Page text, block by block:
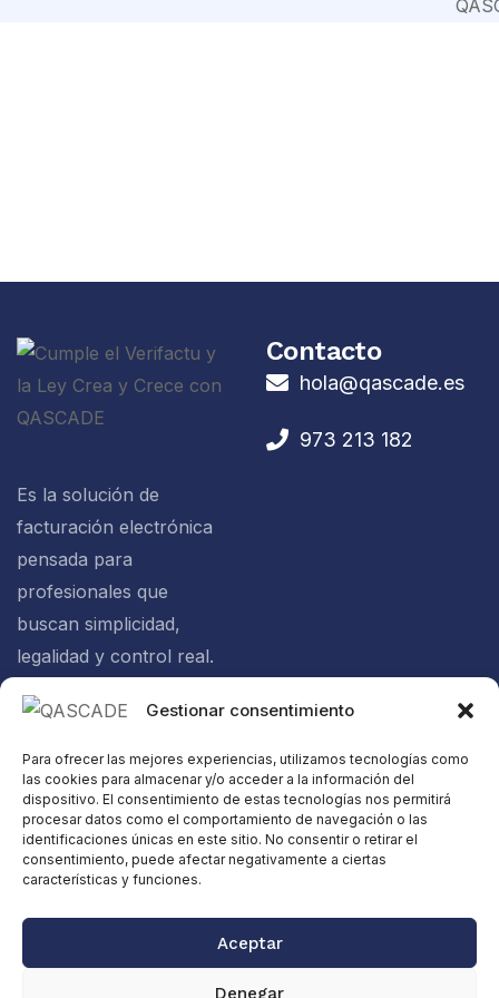
Gestionar consentimiento
Para ofrecer las mejores experiencias, utilizamos tecnologías como
las cookies para almacenar y/o acceder a la información del
dispositivo. El consentimiento de estas tecnologías nos permitirá
procesar datos como el comportamiento de navegación o las
identificaciones únicas en este sitio. No consentir o retirar el
consentimiento, puede afectar negativamente a ciertas
características y funciones.
Aceptar
Denegar
Es la solución de
facturación electrónica
pensada para
profesionales que
buscan simplicidad,
legalidad y control real.
Contacto
hola@qascade.es
973 213 182
privacidad
Política de
cookies
Aviso legal
Web diseñada
14 DÍAS GRATIS
SIN TARJETA